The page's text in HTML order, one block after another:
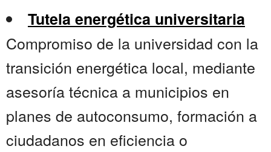
Tutela energética universitaria
Compromiso de la universidad con la
transición energética local, mediante
asesoría técnica a municipios en
planes de autoconsumo, formación a
ciudadanos en eficiencia o